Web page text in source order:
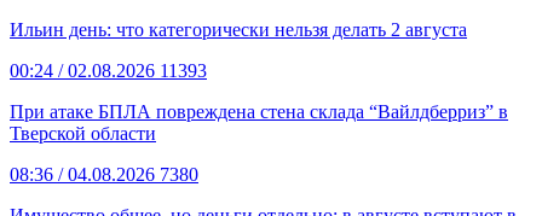
Ильин день: что категорически нельзя делать 2 августа
00:24 / 02.08.2026 11393
При атаке БПЛА повреждена стена склада “Вайлдберриз” в
Тверской области
08:36 / 04.08.2026 7380